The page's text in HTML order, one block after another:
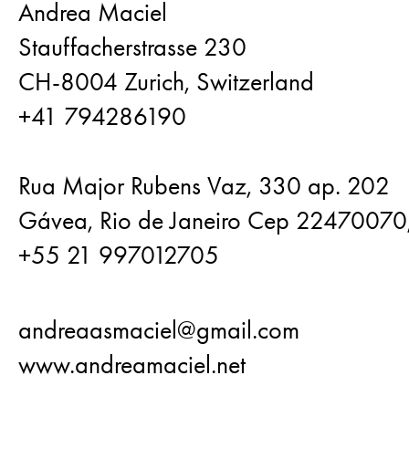
Andrea Maciel
Stauffacherstrasse 230
CH-8004 Zurich, Switzerland
+41 794286190
Rua Major Rubens Vaz, 330 ap. 202
Gávea, Rio de Janeiro Cep
+55 21 997012705
andreaasmaciel@gmail.com
www.andreamaciel.net